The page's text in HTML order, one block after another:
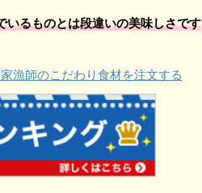
いるものとは段違いの美味しさです
漁師のこだわり食材を注文する